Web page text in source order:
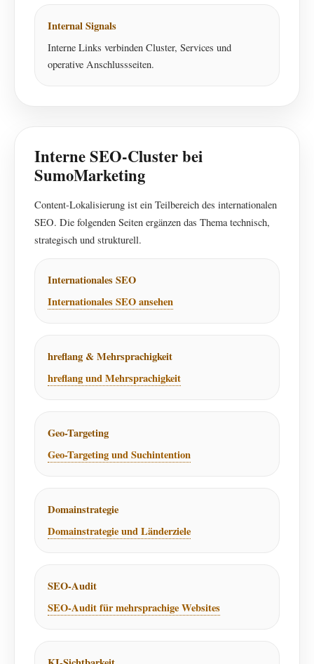
Internal Signals
Interne Links verbinden Cluster, Services und
operative Anschlussseiten.
Interne SEO-Cluster bei
SumoMarketing
Content-Lokalisierung ist ein Teilbereich des internationalen
SEO. Die folgenden Seiten ergänzen das Thema technisch,
strategisch und strukturell.
Internationales SEO
Internationales SEO ansehen
hreflang & Mehrsprachigkeit
hreflang und Mehrsprachigkeit
Geo-Targeting
Geo-Targeting und Suchintention
Domainstrategie
Domainstrategie und Länderziele
SEO-Audit
SEO-Audit für mehrsprachige Websites